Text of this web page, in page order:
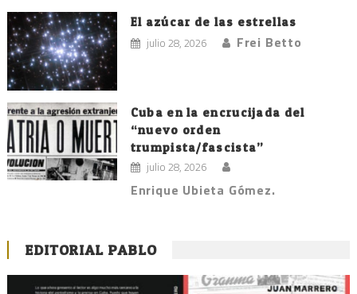
El azúcar de las estrellas
julio 28, 2026 Frei Betto
Cuba en la encrucijada del
“nuevo orden
trumpista/fascista”
julio 28, 2026
Enrique Ubieta Gómez.
EDITORIAL PABLO